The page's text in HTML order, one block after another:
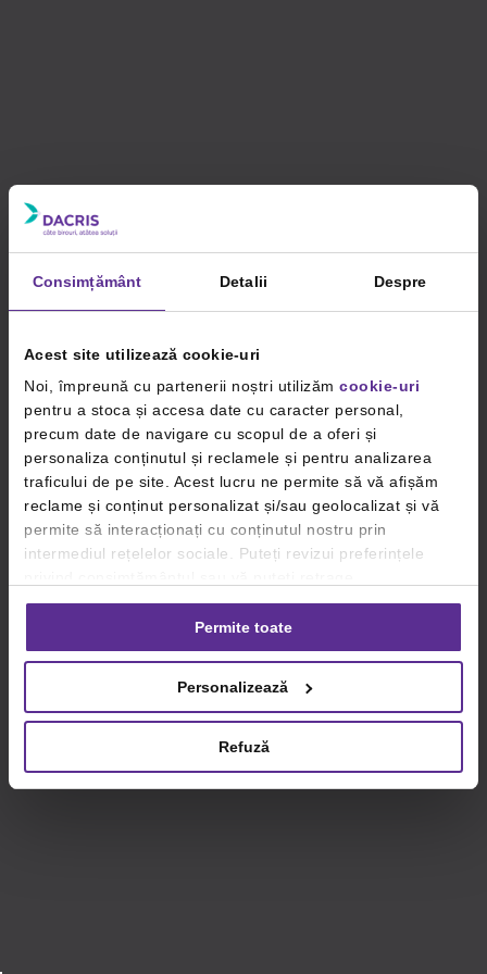
Consimțământ Detalii Despre
Acest site utilizează cookie-uri
Noi, împreună cu partenerii noștri utilizăm cookie-uri
pentru a stoca și accesa date cu caracter personal,
precum date de navigare cu scopul de a oferi și
personaliza conținutul și reclamele și pentru analizarea
traficului de pe site. Acest lucru ne permite să vă afișăm
reclame și conținut personalizat și/sau geolocalizat și vă
permite să interacționați cu conținutul nostru prin
intermediul rețelelor sociale. Puteți revizui preferințele
consimțământul oricând, făcând click pe linkul către
setările dvs. de cookie-uri.
privind utilizarea modulelor cookie.Detalii
Permite toate
Personalizează
Refuză